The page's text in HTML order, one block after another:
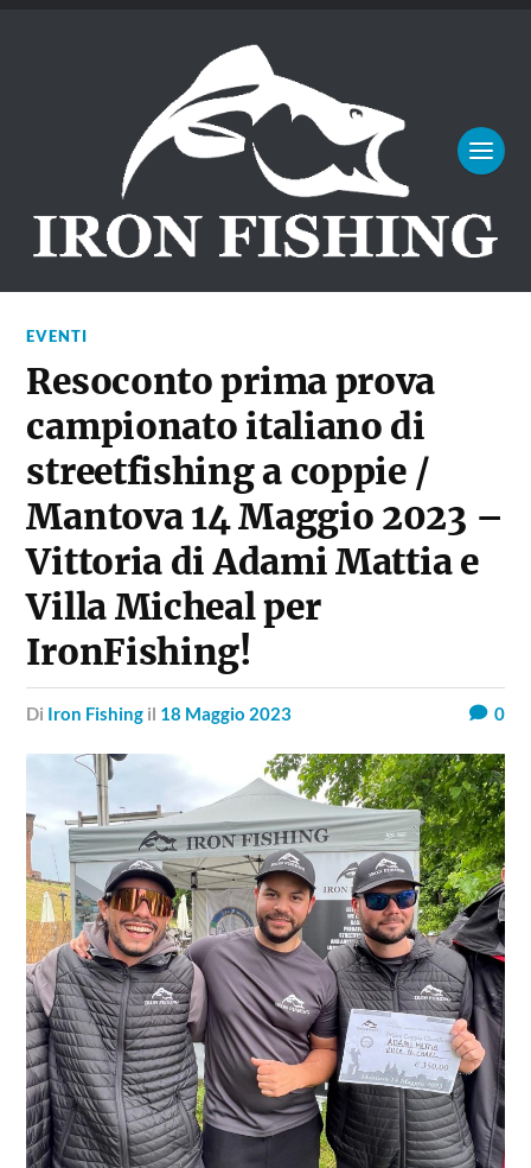
EVENTI
Resoconto prima prova
campionato italiano di
streetfishing a coppie /
Mantova 14 Maggio 2023 –
Vittoria di Adami Mattia e
Villa Micheal per
IronFishing!
di Iron Fishing il 18 Maggio 2023 0